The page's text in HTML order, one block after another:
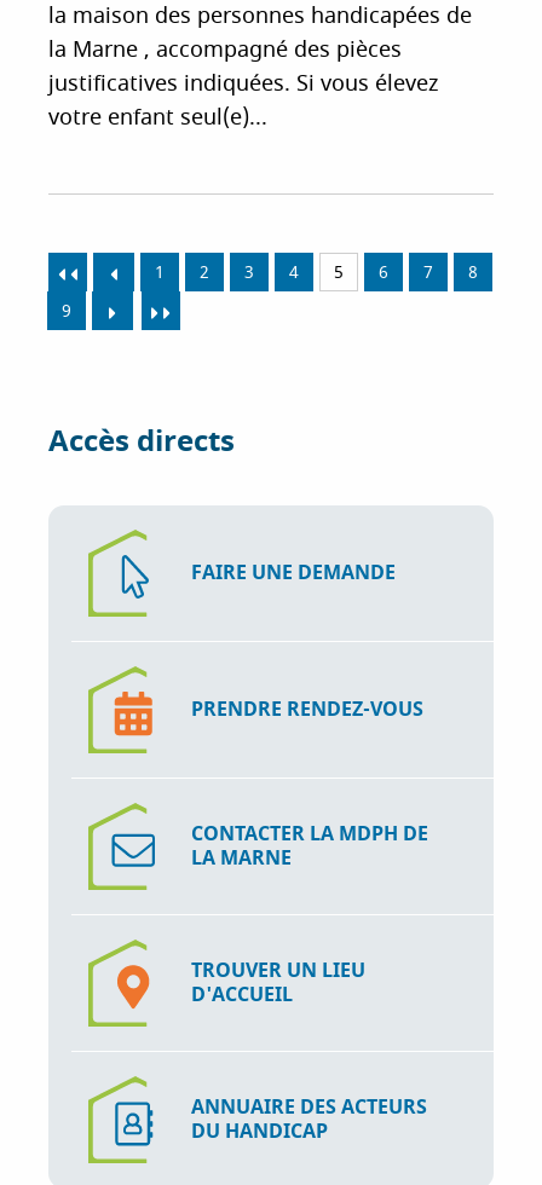
la maison des personnes handicapées de
la Marne , accompagné des pièces
justificatives indiquées. Si vous élevez
votre enfant seul(e)...
1 2 3 4 5 6 7
8
9
Accès directs
FAIRE UNE DEMANDE
PRENDRE RENDEZ-VOUS
CONTACTER LA MDPH DE
LA MARNE
TROUVER UN LIEU
D'ACCUEIL
ANNUAIRE DES ACTEURS
DU HANDICAP